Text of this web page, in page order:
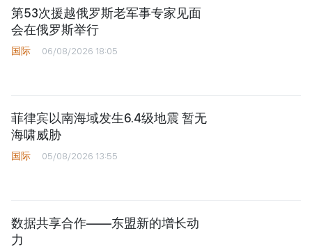
第53次援越俄罗斯老军事专家见面
会在俄罗斯举行
国际 06/08/2026 18:05
菲律宾以南海域发生6.4级地震 暂无
海啸威胁
国际 05/08/2026 13:55
数据共享合作——东盟新的增长动
力